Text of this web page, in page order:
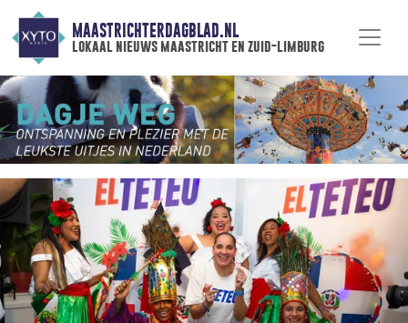
MAASTRICHTERDAGBLAD.NL
lokaal nieuws maastricht en zuid-limburg